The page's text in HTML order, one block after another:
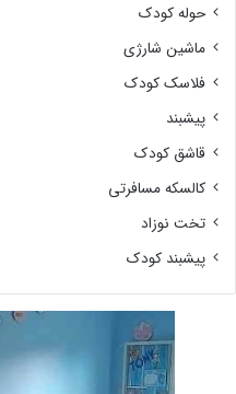
حوله کودک
ماشین شارژی
فلاسک کودک
پیشبند
قاشق کودک
کالسکه مسافرتی
تخت نوزاد
پیشبند کودک